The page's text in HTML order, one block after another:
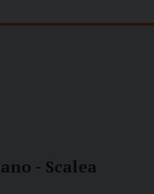
- Scalea